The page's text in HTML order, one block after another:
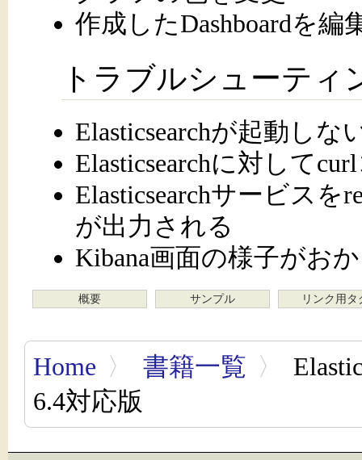
作成したDashboardを編
トラブルシューティ
Elasticsearchが起動しな
Elasticsearchに対して
Elasticsearchサービス
が出力される
Kibana画面の様子がお
概要 サンプル リンク用タ
Home 〉 書籍一覧 〉
6.4対応版